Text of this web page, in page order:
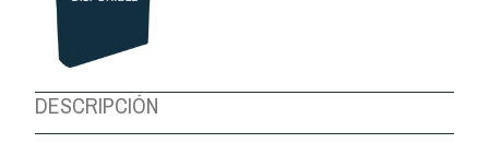
DESCRIPCIÓN